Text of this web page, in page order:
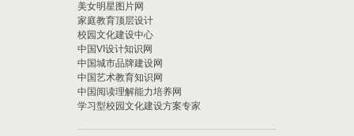
美女明星图片网
家庭教育顶层设计
校园文化建设中心
中国VI设计知识网
中国城市品牌建设网
中国艺术教育知识网
中国阅读理解能力培养网
学习型校园文化建设方案专家